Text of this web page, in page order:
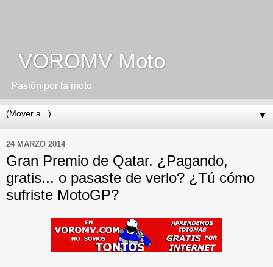
VOROMV Moto
Pasión por la moto
▼
24 MARZO 2014
Gran Premio de Qatar. ¿Pagando,
gratis... o pasaste de verlo? ¿Tú cómo
sufriste MotoGP?